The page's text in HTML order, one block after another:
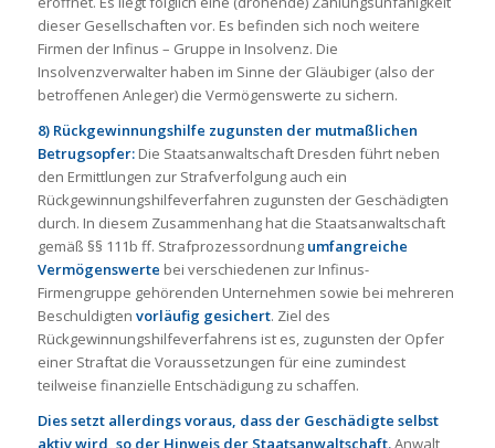
dieser Gesellschaften vor. Es befinden sich noch weitere
Firmen der Infinus – Gruppe in Insolvenz. Die
Insolvenzverwalter haben im Sinne der Gläubiger (also der
betroffenen Anleger) die Vermögenswerte zu sichern.
8) Rückgewinnungshilfe zugunsten der mutmaßlichen
Betrugsopfer:Die Staatsanwaltschaft Dresden führt neben
den Ermittlungen zur Strafverfolgung auch ein
Rückgewinnungshilfeverfahren zugunsten der Geschädigten
durch. In diesem Zusammenhang hat die Staatsanwaltschaft
gemäß §§ 111b ff. Strafprozessordnung umfangreiche
Vermögenswerte bei verschiedenen zur Infinus-
Firmengruppe gehörenden Unternehmen sowie bei mehreren
Beschuldigten vorläufig gesichert. Ziel des
Rückgewinnungshilfeverfahrens ist es, zugunsten der Opfer
einer Straftat die Voraussetzungen für eine zumindest
teilweise finanzielle Entschädigung zu schaffen.
Dies setzt allerdings voraus, dass der Geschädigte selbst